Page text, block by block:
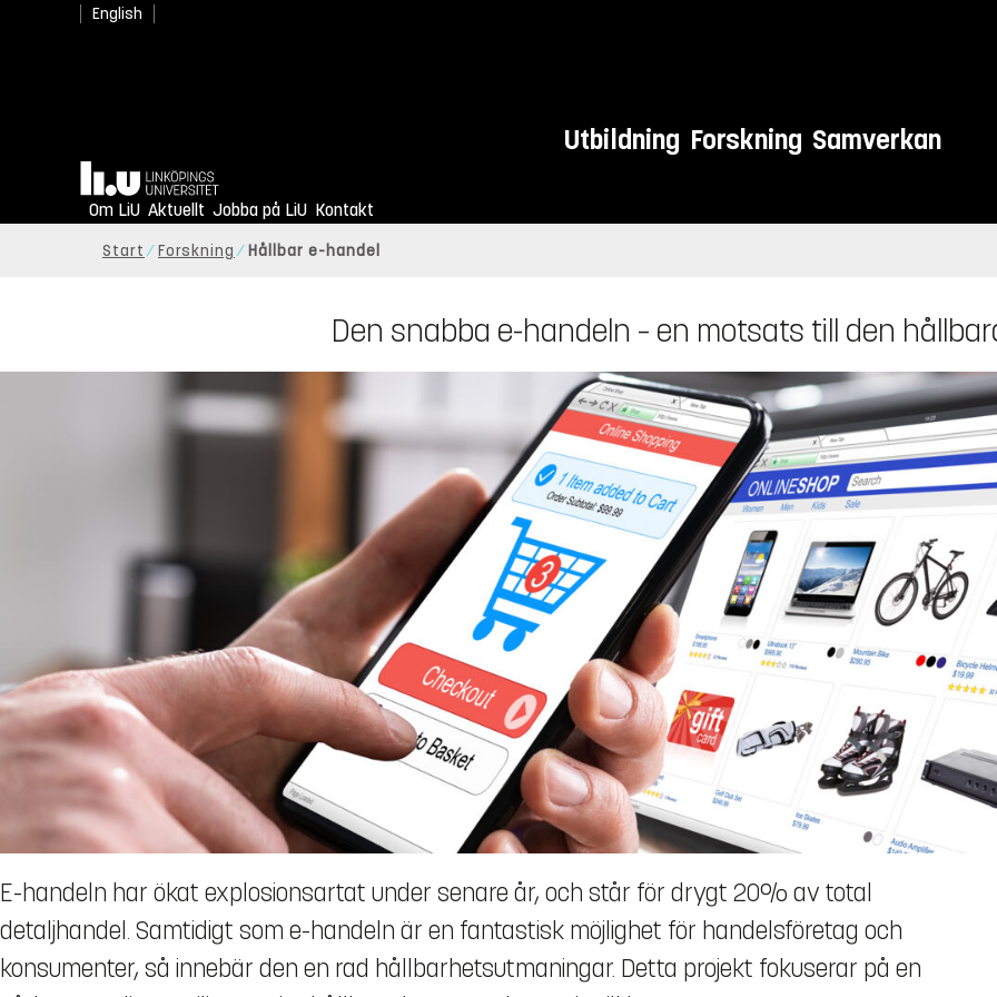
English
Utbildning Forskning Samverkan
Hem
Om LiU Aktuellt Jobba på LiU Kontakt
Start Forskning Hållbar e-handel
Den snabba e-handeln – en motsats till den
E-handeln har ökat explosionsartat under senare år, och står för drygt 20% av total
detaljhandel. Samtidigt som e-handeln är en fantastisk möjlighet för handelsföretag och
konsumenter, så innebär den en rad hållbarhetsutmaningar. Detta projekt fokuserar på en